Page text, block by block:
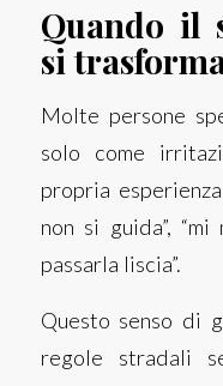
Quando il
si
Molte persone
solo come
propria
non si guida”,
passarla liscia”.
Questo senso di
regole stradali